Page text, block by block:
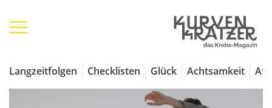
Langzeitfolgen Checklisten Glück Achtsamkeit